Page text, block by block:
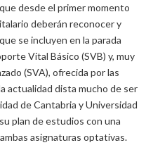
desde el primer momento
deberán reconocer y
se incluyen en la parada
Vital Básico (SVB) y, muy
(SVA), ofrecida por las
actualidad dista mucho de ser
de Cantabria y Universidad
plan de estudios con una
asignaturas optativas.